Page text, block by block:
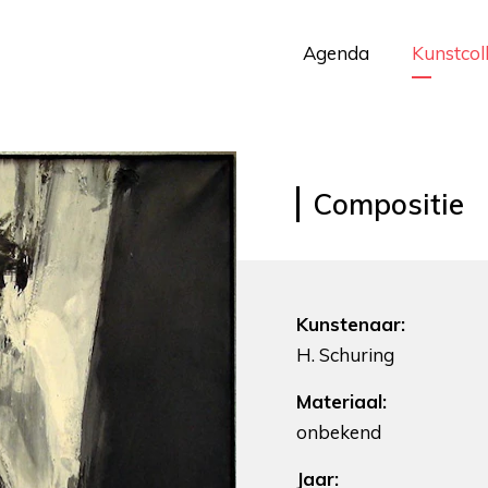
Agenda
Compositie
Kunstenaar:
H. Schuring
Materiaal:
onbekend
Jaar: